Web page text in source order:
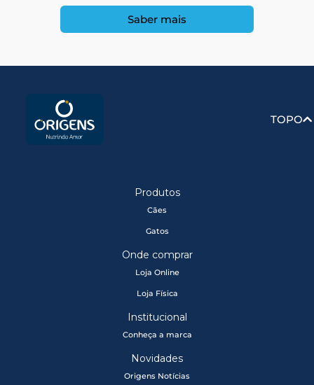
Saber mais
TOPO
Produtos
Cães
Gatos
Onde comprar
Loja Online
Loja Física
Institucional
Conheça a marca
Novidades
Origens Notícias